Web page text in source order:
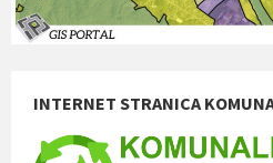
INTERNET STRANICA